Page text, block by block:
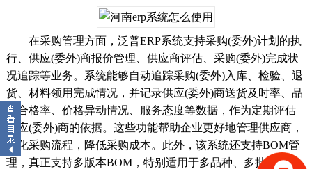
在采购管理方面，泛普ERP系统支持采购(委外)计划的执
行、供应(委外)商报价管理、供应商评估、采购(委外)完成状
况追踪等业务。系统能够自动追踪采购(委外)入库、检验、退
货、材料领用完成情况，并记录供应(委外)商送货及时率、品
质合格率、价格异动情况、服务态度等数据，作为定期评估
供应(委外)商的依据。这些功能帮助企业更好地管理供应商，
优化采购流程，降低采购成本。此外，该系统还支持BOM管
理，真正支持多版本BOM，特别适用于多品种、多批量、订